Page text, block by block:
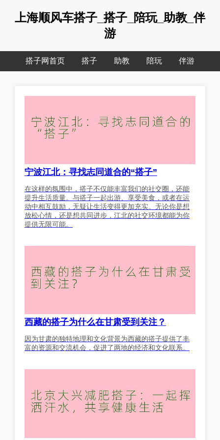
上海顺风车搭子_搭子_陪玩_助教_伴
游
搭子网首页 搭子 助教 陪玩 伴游
宁波江北：寻找志同道合的“搭子”
在这样的氛围中，搭子不仅能丰富我们的社交圈，还能
提升生活质量。与搭子一起出游、享受美食，或者在运
动中相互鼓励，无疑让生活变得更加充实。无论你是想
放松心情，还是想共同进步，江北的社交环境都能为你
提供无限可能。
西藏的搭子为什么在甘肃受到关注？
因为甘肃的独特地理和文化背景为西藏的搭子提供了丰
富的资源和交流机会，促进了两地的经济和文化联系。